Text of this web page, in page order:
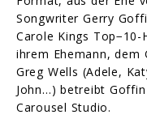
Songwriter Gerry
Carole Kings Top−10-
ihrem Ehemann, dem
Greg Wells (Adele,
John…) betreibt
Carousel Studio.